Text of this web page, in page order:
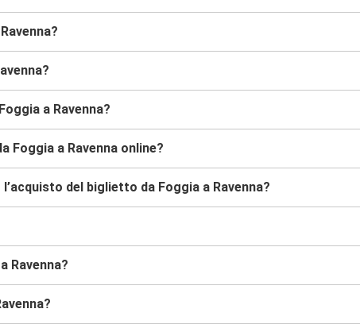
a Ravenna?
Foggia a Ravenna online?
del biglietto da Foggia a Ravenna?
Ravenna?